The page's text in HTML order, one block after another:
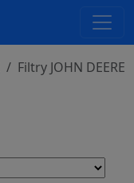
Filtry JOHN DEERE